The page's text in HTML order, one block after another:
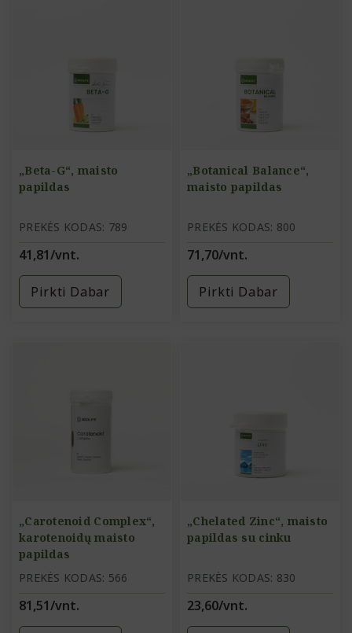
„Beta-G“, maisto
papildas
PREKĖS KODAS: 789
41,81/vnt.
Pirkti Dabar
„Botanical Balance“,
maisto papildas
PREKĖS KODAS: 800
71,70/vnt.
Pirkti Dabar
„Carotenoid Complex“,
karotenoidų maisto
papildas
PREKĖS KODAS: 566
81,51/vnt.
„Chelated Zinc“, maisto
papildas su cinku
PREKĖS KODAS: 830
23,60/vnt.